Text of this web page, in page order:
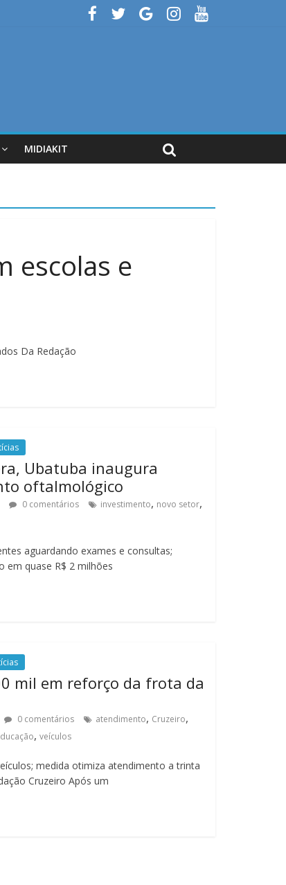
MIDIAKIT
escolas e
Da Redação
Ubatuba inaugura
oftalmológico
0 comentários investimento, novo setor,
aguardando exames e consultas;
em quase R$ 2 milhões
mil em reforço da frota da
0 comentários atendimento, Cruzeiro,
, veículos
medida otimiza atendimento a trinta
Cruzeiro Após um